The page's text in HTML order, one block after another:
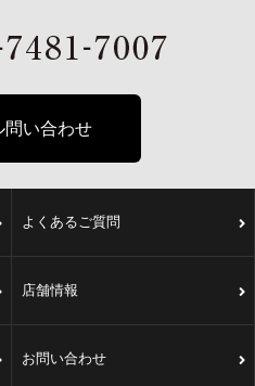
問い合わせ
よくあるご質問
店舗情報
お問い合わせ